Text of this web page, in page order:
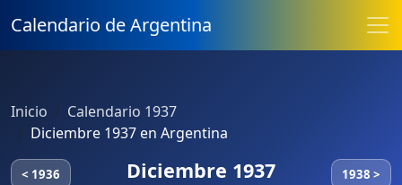
Calendario de Argentina
Inicio
Calendario 1937
Diciembre 1937 en Argentina
< 1936 Diciembre 1937 1938 >